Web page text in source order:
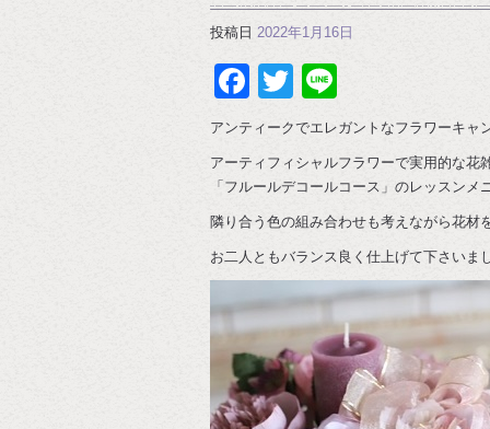
投稿日 2022年1月16日
Facebook
Twitter
アンティークでエレガントなフラワーキャ
アーティフィシャルフラワーで実用的な花
「フルールデコールコース」のレッスンメ
隣り合う色の組み合わせも考えながら花材
お二人ともバランス良く仕上げて下さいま